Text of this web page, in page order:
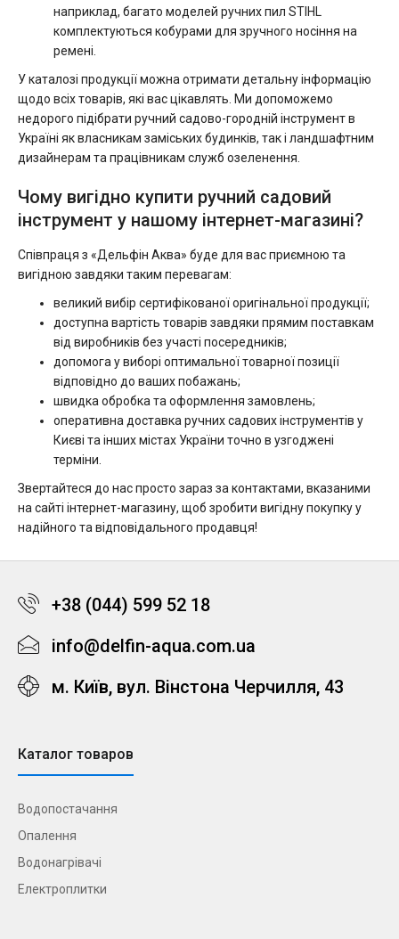
наприклад, багато моделей ручних пил STIHL
комплектуються кобурами для зручного носіння на
ремені.
У каталозі продукції можна отримати детальну інформацію
щодо всіх товарів, які вас цікавлять. Ми допоможемо
недорого підібрати ручний садово-городній інструмент в
Україні як власникам заміських будинків, так і ландшафтним
дизайнерам та працівникам служб озеленення.
Чому вигідно купити ручний садовий
інструмент у нашому інтернет-магазині?
Співпраця з «Дельфін Аква» буде для вас приємною та
вигідною завдяки таким перевагам:
великий вибір сертифікованої оригінальної продукції;
доступна вартість товарів завдяки прямим поставкам
від виробників без участі посередників;
допомога у виборі оптимальної товарної позиції
відповідно до ваших побажань;
швидка обробка та оформлення замовлень;
оперативна доставка ручних садових інструментів у
Києві та інших містах України точно в узгоджені
терміни.
Звертайтеся до нас просто зараз за контактами, вказаними
на сайті інтернет-магазину, щоб зробити вигідну покупку у
надійного та відповідального продавця!
+38 (044) 599 52 18
info@delfin-aqua.com.ua
м. Київ, вул. Вінстона Черчилля, 43
Каталог товаров
Водопостачання
Опалення
Водонагрівачі
Електроплитки